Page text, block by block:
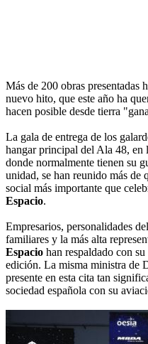
Más de 200 obras presentadas
nuevo hito, que este año ha
hacen posible desde tierra
La gala de entrega de los
hangar principal del Ala 48, en
donde normalmente tienen su
unidad, se han reunido más de
social más importante que
Espacio.
Empresarios, personalidades
familiares y la más alta
Espacio han respaldado con
edición. La misma ministra de
presente en esta cita tan
sociedad española con su